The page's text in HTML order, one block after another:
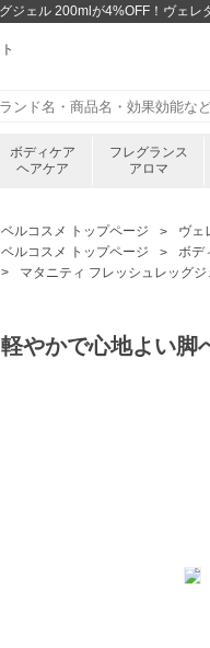
ジェル 200mlが4%OFF！ヴェレ
ボディケア
ヘアケア
フレグランス
アロマ
ベルコスメ トップページ ヴェ
ベルコスメ トップページ
ボデ
マタニティ フレッシュレッグ
軽やかで心地よい脚